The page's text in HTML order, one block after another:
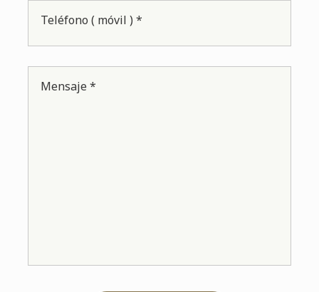
Teléfono ( móvil ) *
Mensaje *